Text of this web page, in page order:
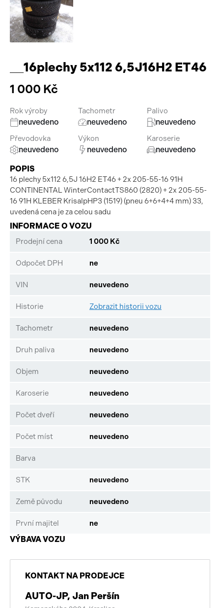
Příslušenství
__16plechy 5x112 6,5J16H2 ET46
1 000 Kč
Rok výroby
neuvedeno
Tachometr
neuvedeno
Palivo
neuvedeno
Převodovka
neuvedeno
Výkon
neuvedeno
Karoserie
neuvedeno
POPIS
16 plechy 5x112 6,5J 16H2 ET46 + 2x 205-55-16 91H
CONTINENTAL WinterContactTS860 (2820) + 2x 205-55-
16 91H KLEBER KrisalpHP3 (1519) (pneu 6+6+4+4 mm) 33,
uvedená cena je za celou sadu
INFORMACE O VOZU
Prodejní cena 1 000 Kč
Odpočet DPH ne
VIN neuvedeno
Historie Zobrazit historii vozu
Tachometr neuvedeno
Druh paliva neuvedeno
Objem neuvedeno
Karoserie neuvedeno
Počet dveří neuvedeno
Počet míst neuvedeno
Barva
STK neuvedeno
Země původu neuvedeno
První majitel ne
VÝBAVA VOZU
KONTAKT NA PRODEJCE
AUTO-JP, Jan Peršín